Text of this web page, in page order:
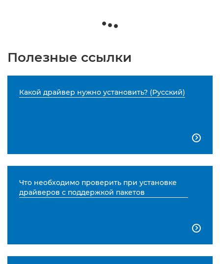
Полезные ссылки
Какой драйвер нужно установить? (Русский)

Что необходимо проверить при установке
драйверов с поддержкой пакетов
